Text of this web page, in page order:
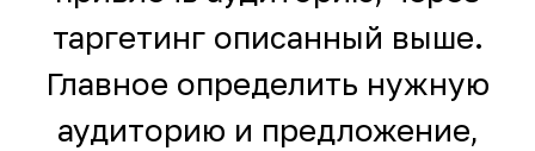
таргетинг описанный выше.
Главное определить нужную
аудиторию и предложение,